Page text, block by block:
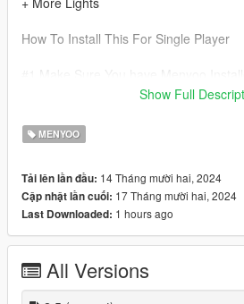
How To Install This For Single Player
#3 Go Into Menyoostuff Folder
#4 Open Spooner Folder
#5 Download This Map Mod
#7 Drag and Drop PaletoXMAS.XML
Show Full
MENYOO
Tải lên lần đầu: 14 Tháng mười hai, 2024
Cập nhật lần cuối: 17 Tháng mười hai, 2024
Last Downloaded: 1 hours ago
All Versions